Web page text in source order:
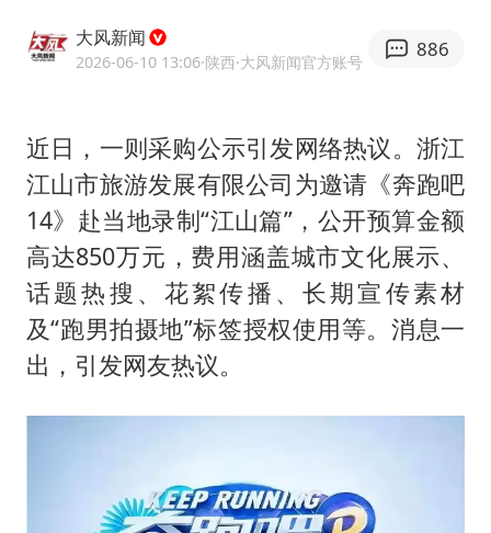
大风新闻
2026-06-10 13:06·陕西·大风新闻官方账号
886
近日，一则采购公示引发网络热议。浙江
江山市旅游发展有限公司为邀请《奔跑吧
14》赴当地录制“江山篇”，公开预算金额
高达850万元，费用涵盖城市文化展示、
话题热搜、花絮传播、长期宣传素材
及“跑男拍摄地”标签授权使用等。消息一
出，引发网友热议。